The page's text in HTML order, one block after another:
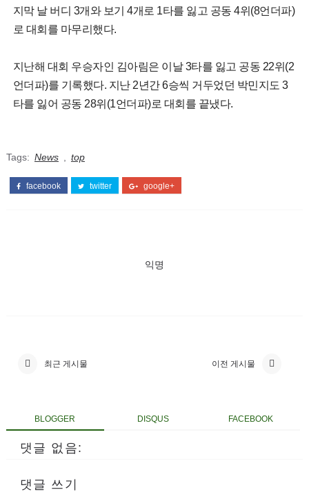
지막 날 버디 3개와 보기 4개로 1타를 잃고 공동 4위(8언더파)
로 대회를 마무리했다.
지난해 대회 우승자인 김아림은 이날 3타를 잃고 공동 22위(2
언더파)를 기록했다. 지난 2년간 6승씩 거두었던 박민지도 3
타를 잃어 공동 28위(1언더파)로 대회를 끝냈다.
Tags: News top
facebook twitter google+
익명
최근 게시물 이전 게시물
BLOGGER DISQUS FACEBOOK
댓글 없음:
댓글 쓰기